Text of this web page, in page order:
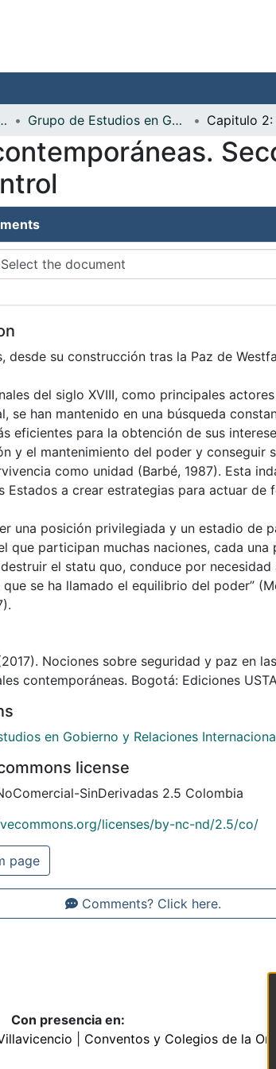
Humanidades Grupo de Estudios en Gobierno y Relaciones Internacionales - GEGRI -
desde su construcción tras la Paz de
del siglo XVIII, como principales
se han mantenido en una búsqueda
eficientes para la obtención de sus
y el mantenimiento del poder y conseguir
como unidad (Barbé, 1987). Esta
Estados a crear estrategias para actuar de
una posición privilegiada y un estadio de
que participan muchas naciones, cada una
el statu quo, conduce por
se ha llamado el equilibrio del poder”
Nociones sobre seguridad y paz en
contemporáneas. Bogotá: Ediciones
en Gobierno y Relaciones
license
SinDerivadas 2.5 Colombia
licenses/by-nc-nd/2.5/co/
page
Comments? Click here.
Con presencia en:
Conventos y Colegios de la